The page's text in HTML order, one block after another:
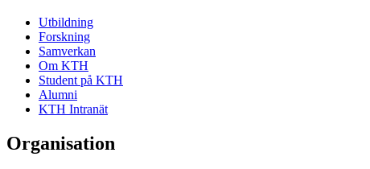
Utbildning
Forskning
Samverkan
Om KTH
Student på KTH
Alumni
KTH Intranät
Organisation